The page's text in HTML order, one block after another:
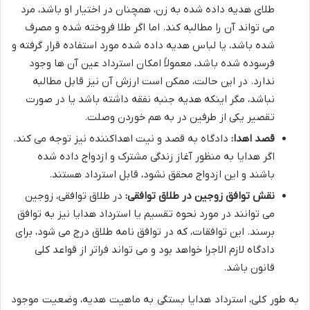
طلای هدیه داده شده به زن، همچنان در اختیار او باشد، مرد
می تواند آن را مطالبه کند. اما اگر طلا فروخته شده و مصرف
شده باشد، یا لباس هدیه داده شده مورد استفاده قرار گرفته و
فرسوده شده باشد، معمولاً امکان استرداد عین آن ها وجود
ندارد. در این حالت، ممکن است ارزش آن نیز قابل مطالبه
نباشد، مگر اینکه هدیه جنبه نفقه داشته باشد یا در صورت
تقصیر یکی از طرفین در به هم خوردن وصلت.
قصد اهدا: دادگاه به قصد و نیت اهداکننده نیز توجه می کند.
اگر هدایا به منظور آغاز زندگی مشترک و ازدواج داده شده
باشند و این ازدواج محقق نشود، قابل استرداد هستند.
نقش توافق زوجین در طلاق توافقی: در طلاق توافقی، زوجین
می توانند در مورد نحوه تقسیم یا استرداد هدایا نیز به توافق
برسند. این توافقات، که در توافق نامه طلاق درج می شود، برای
دادگاه لازم الاجرا خواهد بود و می تواند فراتر از قواعد کلی
قانون باشد.
به طور کلی، استرداد هدایا بستگی به ماهیت هدیه، وضعیت موجود